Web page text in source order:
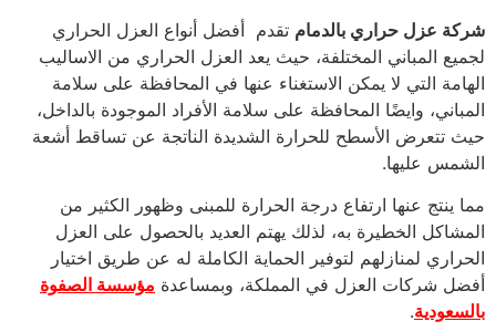
شركة عزل حراري بالدمام تقدم أفضل أنواع العزل الحراري
لجميع المباني المختلفة، حيث يعد العزل الحراري من الاساليب
الهامة التي لا يمكن الاستغناء عنها في المحافظة على سلامة
المباني، وايضًا المحافظة على سلامة الأفراد الموجودة بالداخل،
حيث تتعرض الأسطح للحرارة الشديدة الناتجة عن تساقط أشعة
الشمس عليها.
مما ينتج عنها ارتفاع درجة الحرارة للمبنى وظهور الكثير من
المشاكل الخطيرة به، لذلك يهتم العديد بالحصول على العزل
الحراري لمنازلهم لتوفير الحماية الكاملة له عن طريق اختيار
أفضل شركات العزل في المملكة، وبمساعدة مؤسسة الصفوة
بالسعودية.